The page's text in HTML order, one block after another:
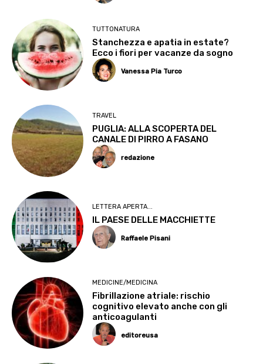
TUTTONATURA
Stanchezza e apatia in estate?
Ecco i fiori per vacanze da sogno
Vanessa Pia Turco
TRAVEL
PUGLIA: ALLA SCOPERTA DEL
CANALE DI PIRRO A FASANO
redazione
LETTERA APERTA...
IL PAESE DELLE MACCHIETTE
Raffaele Pisani
MEDICINE/MEDICINA
Fibrillazione atriale: rischio
cognitivo elevato anche con gli
anticoagulanti
editoreusa